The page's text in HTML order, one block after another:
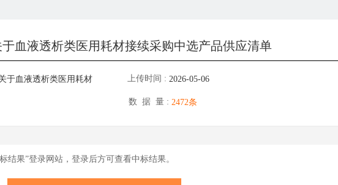
开标中标公示
目录集合查询
物价数据查询
医保数据查询
直采价供应商
于血液透析类医用耗材接续采购中选产品供应清单
于血液透析类医用耗材
品供应清单
上传时间 : 2026-05-06
数 据 量 : 2472条
标结果”登录网站，登录后方可查看中标结果。